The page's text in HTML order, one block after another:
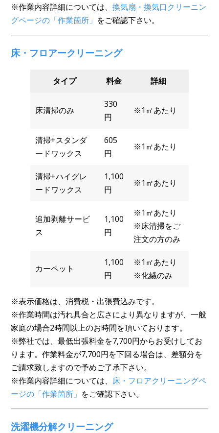
※作業内容詳細については、 換気扇・換気口クリーニン
グページの「作業箇所」 をご確認下さい。
床・フロアークリーニング
タイプ 料金 詳細
床清掃のみ
330
円
※1㎡あたり
清掃+スタンダ
ードワックス
605
円
※1㎡あたり
清掃+ハイグレ
ードワックス
1,100
円
※1㎡あたり
追加剥離サービ
ス
1,100
円
※1㎡あたり
※床清掃をご
注文の方のみ
カーペット
1,100
円
※1㎡あたり
※化繊のみ
※表示価格は、消費税・出張費込みです。
※作業時間は汚れ具合と広さにより異なりますが、一般
家庭の場合2時間以上のお時間を頂いております。
※弊社では、最低出張料金を7,700円からお受けしてお
ります。作業料金が7,700円を下回る場合は、差額分を
ご請求致しますので予めご了承下さい。
※作業内容詳細については、 床・フロアクリーニングペ
ージの「作業箇所」 をご確認下さい。
洗濯機分解クリーニング